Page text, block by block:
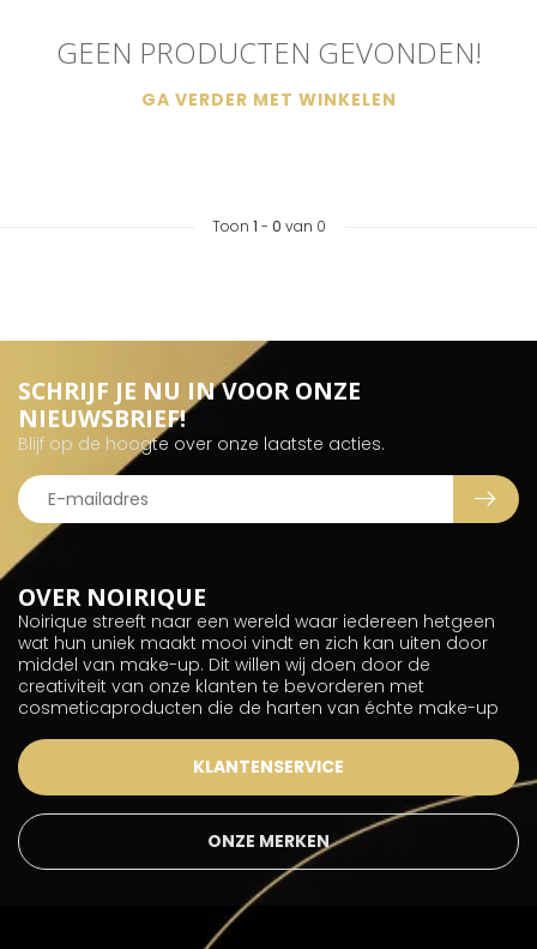
GEEN PRODUCTEN GEVONDEN!
GA VERDER MET WINKELEN
Toon 1 - 0 van 0
OVER NOIRIQUE
Noirique streeft naar een wereld waar iedereen hetgeen
wat hun uniek maakt mooi vindt en zich kan uiten door
middel van make-up. Dit willen wij doen door de
creativiteit van onze klanten te bevorderen met
cosmeticaproducten die de harten van échte make-up
KLANTENSERVICE
ONZE MERKEN
SCHRIJF JE NU IN VOOR ONZE
NIEUWSBRIEF!
Blijf op de hoogte over onze laatste acties.